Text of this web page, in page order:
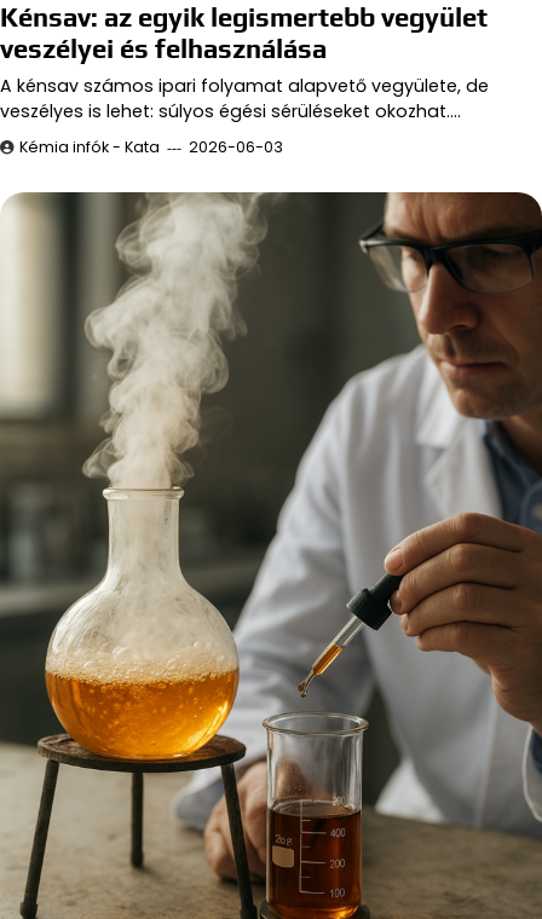
Kénsav: az egyik legismertebb vegyület
veszélyei és felhasználása
A kénsav számos ipari folyamat alapvető vegyülete, de
veszélyes is lehet: súlyos égési sérüléseket okozhat.…
Kémia infók - Kata 2026-06-03